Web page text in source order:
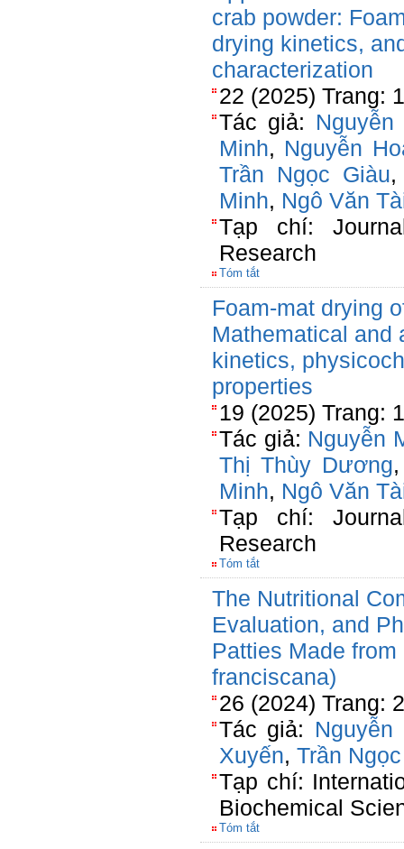
crab powder:
drying kinetics,
characterization
22 (2025) Trang:
Tác giả:
Minh, Nguyễn
Trần Ngọc Giàu
Minh, Ngô Văn
Tạp chí:
Research
Tóm tắt
Foam-mat drying
Mathematical and
kinetics,
properties
19 (2025) Trang:
Tác giả: Nguyễn
Thị Thùy Dương
Minh, Ngô Văn
Tạp chí:
Research
Tóm tắt
The Nutritional
Evaluation, and
Patties Made
franciscana)
26 (2024) Trang:
Tác giả: Nguyễn
Xuyến, Trần
Tạp chí:
Biochemical
Tóm tắt